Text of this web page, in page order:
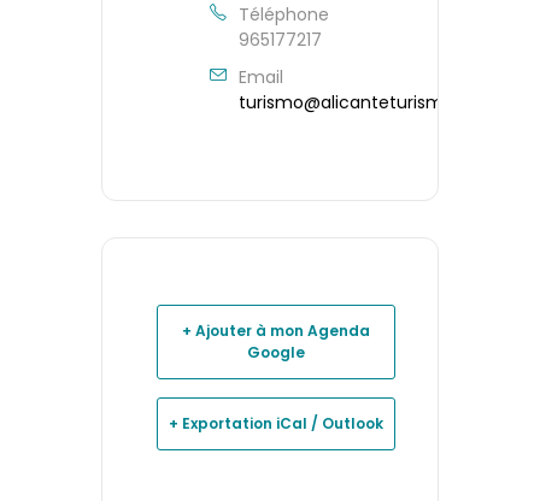
Téléphone
965177217
Email
turismo@alicanteturismo.com
+ Ajouter à mon Agenda
Google
+ Exportation iCal / Outlook